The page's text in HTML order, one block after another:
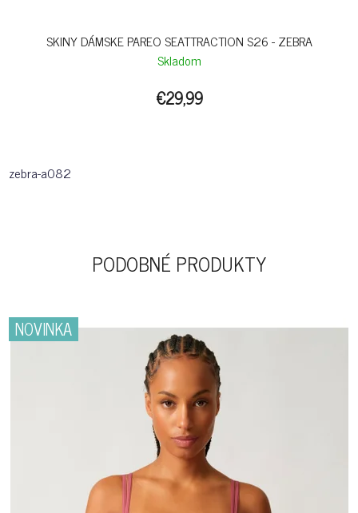
SKINY DÁMSKE PAREO SEATTRACTION S26 - ZEBRA
Skladom
€29,99
zebra-a082
PODOBNÉ PRODUKTY
NOVINKA